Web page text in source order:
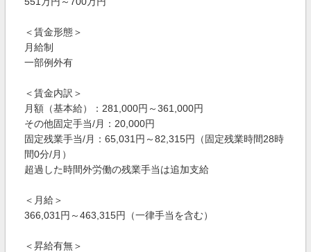
＜賃金形態＞
月給制
一部例外有
＜賃金内訳＞
月額（基本給）：281,000円～361,000円
その他固定手当/月：20,000円
固定残業手当/月：65,031円～82,315円（固定残業時間28時
間0分/月）
超過した時間外労働の残業手当は追加支給
＜月給＞
366,031円～463,315円（一律手当を含む）
＜昇給有無＞